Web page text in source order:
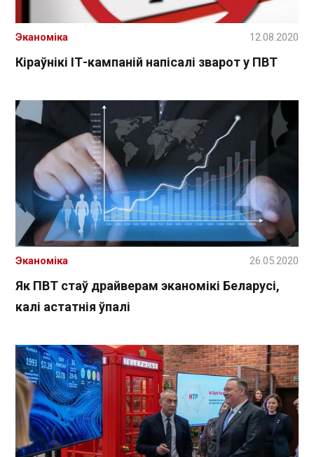
Кіраўнікі ІТ-кампаній напісалі зварот у ПВТ
Эканоміка 12.08.2020
Як ПВТ стаў драйверам эканомікі Беларусі,
калі астатнія ўпалі
Эканоміка 26.05.2020